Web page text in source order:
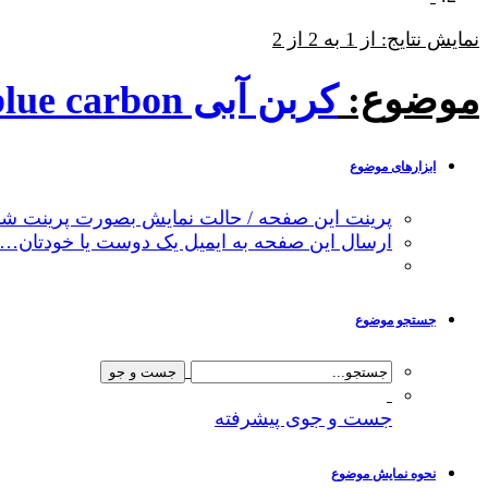
نمایش نتایج: از 1 به 2 از 2
موضوع:کربن آبی blue carbon چیست؟
ابزارهای موضوع
پرینت این صفحه / حالت نمایش بصورت پرینت
ارسال این صفحه به ایمیل یک دوست یا خودتان…
جستجو موضوع
جست و جوی پیشرفته
نحوه نمایش موضوع